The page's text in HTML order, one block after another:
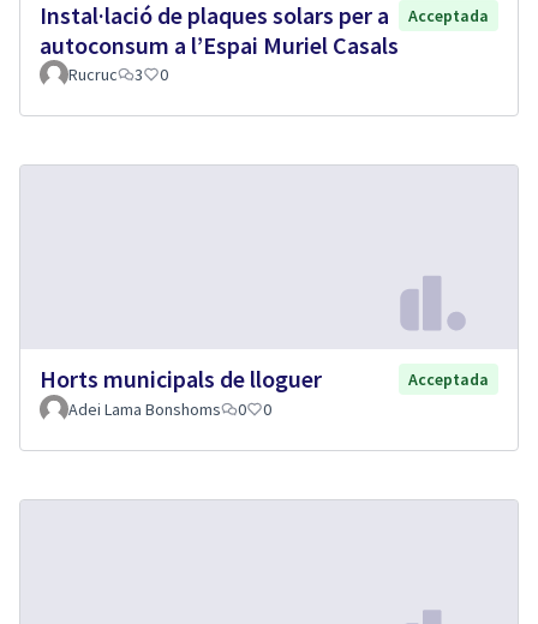
Instal·lació de plaques solars per a
autoconsum a l’Espai Muriel Casals
Acceptada
Rucruc 3 0
Horts municipals de lloguer
Acceptada
Adei Lama Bonshoms
0 0